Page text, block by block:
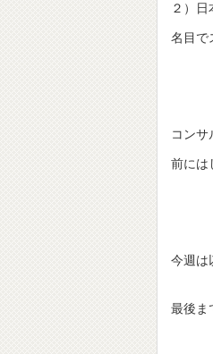
２）
名目で
コン
前には
今週は
最後ま